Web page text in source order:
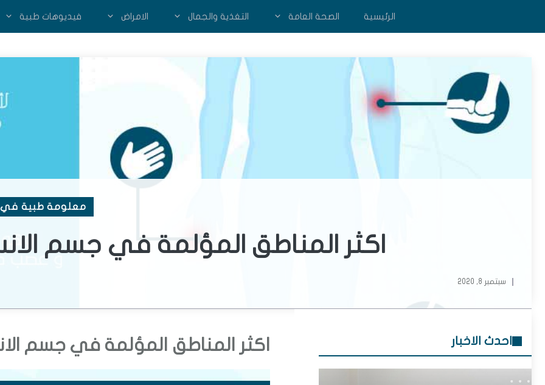
الرئيسية الصحة العامة التغذية والجمال الامراض فيديوهات طبية
معلومة طبية في
اكثر المناطق المؤلمة في جسم
سبتمبر 8, 2020
اكثر المناطق المؤلمة في جسم احدث الاخبار